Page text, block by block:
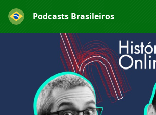
Podcasts Brasileiros